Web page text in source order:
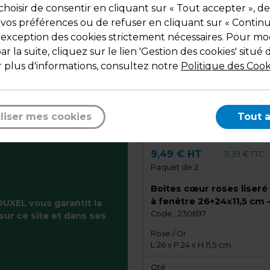
Ajouter au panier 1 Ajouter au
vous garantit la
ce site et dans ses
9,49 € HT
11,39 € TTC
Paquet de 2
Boîtes cœur roses liseré
à fenêtre 26+24x11,5 cm
Paquet de 2
Code : 230697
Rose / Or
L 26 x P 24 x H 11,5 cm
Qté
de consentir en cliquant sur « Tout accepter », de
préférences ou de refuser en cliquant sur «
des cookies strictement nécessaires. Pour
la suite, cliquez sur le lien 'Gestion des cookies' situé
plus d'informations, consultez notre Politique des
mes cookies Tout